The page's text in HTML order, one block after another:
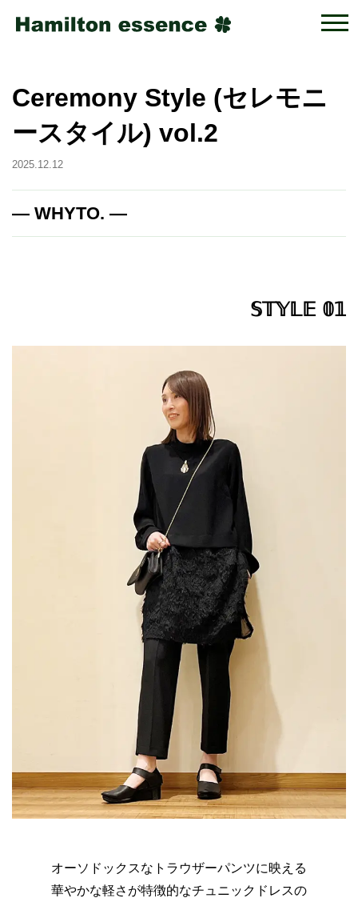
Ceremony Style (セレモニ
ースタイル) vol.2
2025.12.12
― WHYTO. ―
𝕊𝕋𝕐𝕃𝔼 𝟘𝟙
オーソドックスなトラウザーパンツに映える
華やかな軽さが特徴的なチュニックドレスの